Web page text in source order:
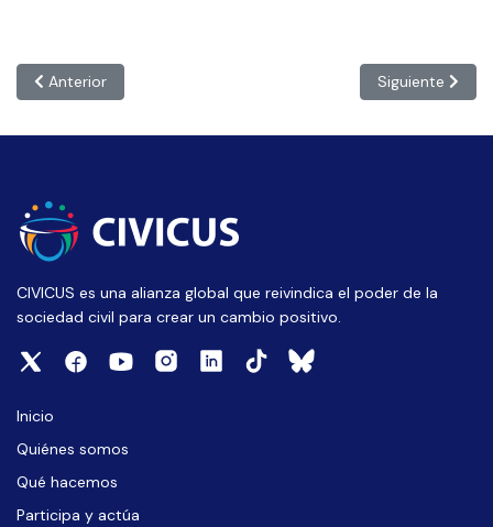
Artículo anterior: HONDURAS: “Debemos atacar el origen del
Anterior Artículo
Siguiente
CIVICUS es una alianza global que reivindica el poder de la
sociedad civil para crear un cambio positivo.
Inicio
Quiénes somos
Qué hacemos
Participa y actúa